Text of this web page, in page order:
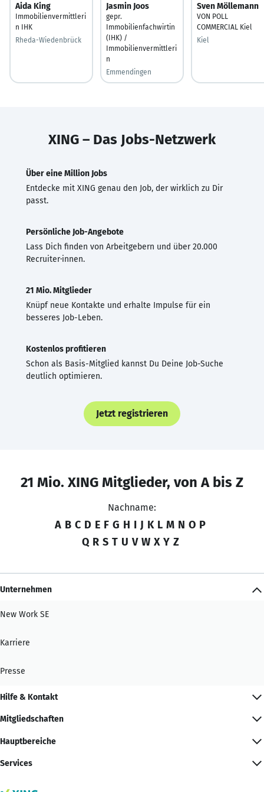
Aida King
Immobilienvermittleri
n IHK
Rheda-Wiedenbrück
Jasmin Joos
gepr.
Immobilienfachwirtin
(IHK) /
Immobilienvermittleri
n
Emmendingen
Sven Möllemann
VON POLL
COMMERCIAL Kiel
Kiel
XING – Das Jobs-Netzwerk
Über eine Million Jobs
Entdecke mit XING genau den Job, der wirklich zu Dir
passt.
Persönliche Job-Angebote
Lass Dich finden von Arbeitgebern und über 20.000
Recruiter·innen.
21 Mio. Mitglieder
Knüpf neue Kontakte und erhalte Impulse für ein
besseres Job-Leben.
Kostenlos profitieren
Schon als Basis-Mitglied kannst Du Deine Job-Suche
deutlich optimieren.
Jetzt registrieren
21 Mio. XING Mitglieder, von A bis Z
Nachname:
A B C D E F G H I J K L M N O P
Q R S T U V W X Y Z
Unternehmen
New Work SE
Karriere
Presse
Hilfe & Kontakt
Mitgliedschaften
Hauptbereiche
Services